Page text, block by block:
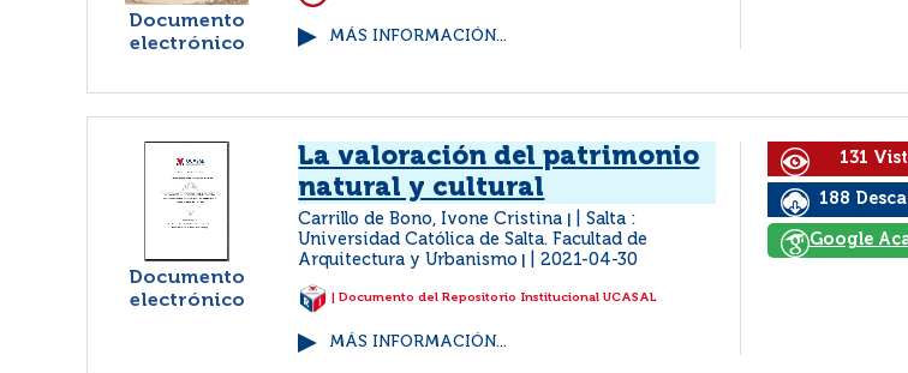
Documento
electrónico
MÁS INFORMACIÓN...
Documento
electrónico
La valoración del patrimonio
natural y cultural
Carrillo de Bono, Ivone Cristina
Salta :
Universidad Católica de Salta. Facultad de
Arquitectura y Urbanismo
2021-04-30
| Documento del Repositorio Institucional UCASAL
MÁS INFORMACIÓN...
131
188
Google